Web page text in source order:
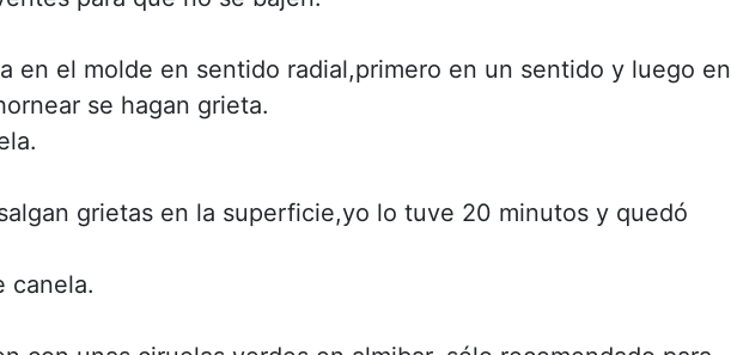
en el molde en sentido radial,primero en un sentido y luego en
se hagan grieta.
grietas en la superficie,yo lo tuve 20 minutos y quedó
canela.